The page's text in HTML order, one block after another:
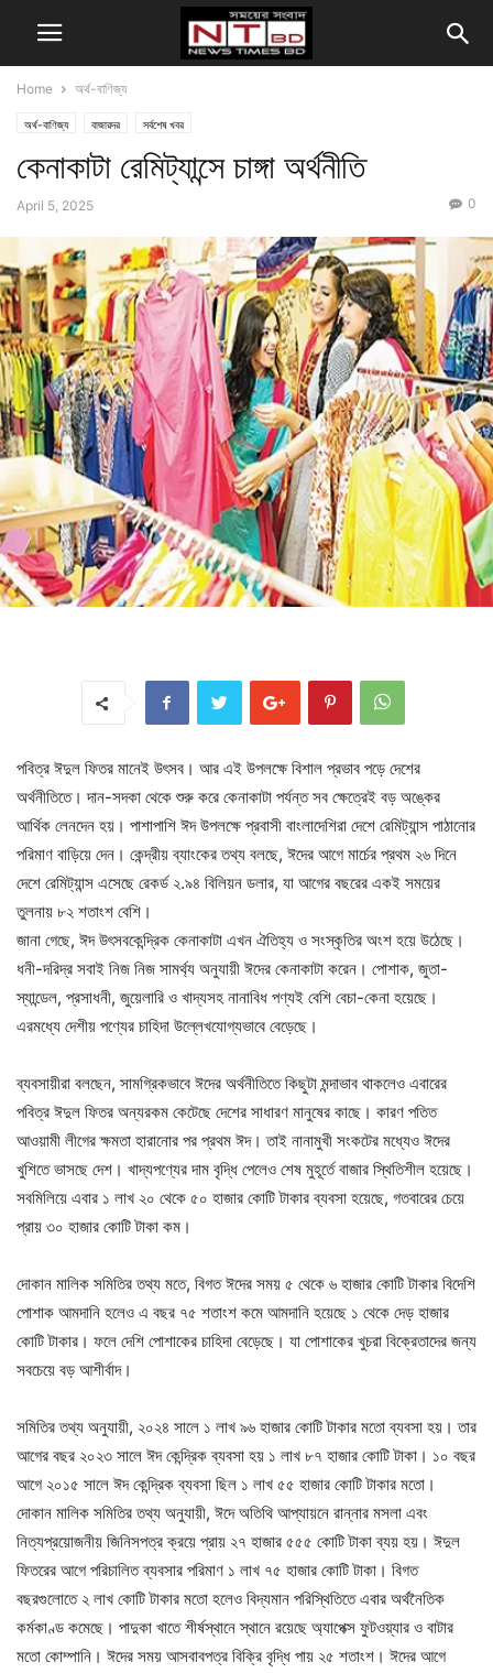
Home অর্থ-বাণিজ্য
অর্থ-বাণিজ্য বাজারদর সর্বশেষ খবর
কেনাকাটা রেমিট্যান্সে চাঙ্গা অর্থনীতি
April 5, 2025 0
পবিত্র ঈদুল ফিতর মানেই উৎসব। আর এই উপলক্ষে বিশাল প্রভাব পড়ে দেশের
অর্থনীতিতে। দান-সদকা থেকে শুরু করে কেনাকাটা পর্যন্ত সব ক্ষেত্রেই বড় অঙ্কের
আর্থিক লেনদেন হয়। পাশাপাশি ঈদ উপলক্ষে প্রবাসী বাংলাদেশিরা দেশে রেমিট্যান্স পাঠানোর
পরিমাণ বাড়িয়ে দেন। কেন্দ্রীয় ব্যাংকের তথ্য বলছে, ঈদের আগে মার্চের প্রথম ২৬ দিনে
দেশে রেমিট্যান্স এসেছে রেকর্ড ২.৯৪ বিলিয়ন ডলার, যা আগের বছরের একই সময়ের
তুলনায় ৮২ শতাংশ বেশি।
জানা গেছে, ঈদ উৎসবকেন্দ্রিক কেনাকাটা এখন ঐতিহ্য ও সংস্কৃতির অংশ হয়ে উঠেছে।
ধনী-দরিদ্র সবাই নিজ নিজ সামর্থ্য অনুযায়ী ঈদের কেনাকাটা করেন। পোশাক, জুতা-
স্যান্ডেল, প্রসাধনী, জুয়েলারি ও খাদ্যসহ নানাবিধ পণ্যই বেশি বেচা-কেনা হয়েছে।
এরমধ্যে দেশীয় পণ্যের চাহিদা উল্লেখযোগ্যভাবে বেড়েছে।
ব্যবসায়ীরা বলছেন, সামগ্রিকভাবে ঈদের অর্থনীতিতে কিছুটা মন্দাভাব থাকলেও এবারের
পবিত্র ঈদুল ফিতর অন্যরকম কেটেছে দেশের সাধারণ মানুষের কাছে। কারণ পতিত
আওয়ামী লীগের ক্ষমতা হারানোর পর প্রথম ঈদ। তাই নানামুখী সংকটের মধ্যেও ঈদের
খুশিতে ভাসছে দেশ। খাদ্যপণ্যের দাম বৃদ্ধি পেলেও শেষ মুহূর্তে বাজার স্থিতিশীল হয়েছে।
সবমিলিয়ে এবার ১ লাখ ২০ থেকে ৫০ হাজার কোটি টাকার ব্যবসা হয়েছে, গতবারের চেয়ে
প্রায় ৩০ হাজার কোটি টাকা কম।
দোকান মালিক সমিতির তথ্য মতে, বিগত ঈদের সময় ৫ থেকে ৬ হাজার কোটি টাকার বিদেশি
পোশাক আমদানি হলেও এ বছর ৭৫ শতাংশ কমে আমদানি হয়েছে ১ থেকে দেড় হাজার
কোটি টাকার। ফলে দেশি পোশাকের চাহিদা বেড়েছে। যা পোশাকের খুচরা বিক্রেতাদের জন্য
সবচেয়ে বড় আশীর্বাদ।
সমিতির তথ্য অনুযায়ী, ২০২৪ সালে ১ লাখ ৯৬ হাজার কোটি টাকার মতো ব্যবসা হয়। তার
আগের বছর ২০২৩ সালে ঈদ কেন্দ্রিক ব্যবসা হয় ১ লাখ ৮৭ হাজার কোটি টাকা। ১০ বছর
আগে ২০১৫ সালে ঈদ কেন্দ্রিক ব্যবসা ছিল ১ লাখ ৫৫ হাজার কোটি টাকার মতো।
দোকান মালিক সমিতির তথ্য অনুযায়ী, ঈদে অতিথি আপ্যায়নে রান্নার মসলা এবং
নিত্যপ্রয়োজনীয় জিনিসপত্র ক্রয়ে প্রায় ২৭ হাজার ৫৫৫ কোটি টাকা ব্যয় হয়। ঈদুল
ফিতরের আগে পরিচালিত ব্যবসার পরিমাণ ১ লাখ ৭৫ হাজার কোটি টাকা। বিগত
বছরগুলোতে ২ লাখ কোটি টাকার মতো হলেও বিদ্যমান পরিস্থিতিতে এবার অর্থনৈতিক
কর্মকাণ্ড কমেছে। পাদুকা খাতে শীর্ষস্থানে স্থানে রয়েছে অ্যাপেক্স ফুটওয়্যার ও বাটার
মতো কোম্পানি। ঈদের সময় আসবাবপত্র বিক্রি বৃদ্ধি পায় ২৫ শতাংশ। ঈদের আগে